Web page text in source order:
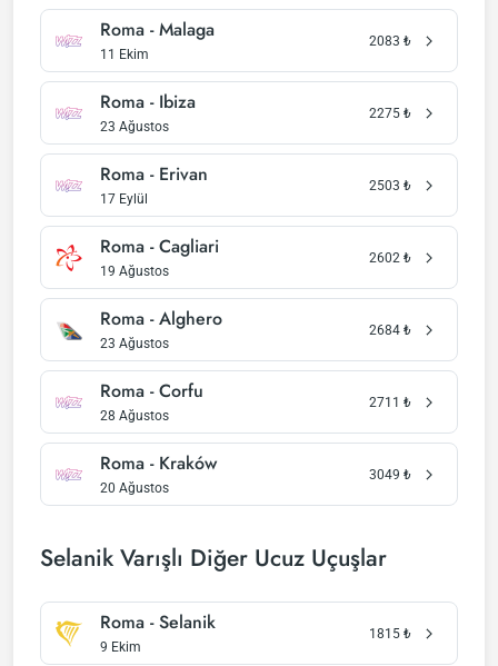
Roma - Malaga
11 Ekim
2083 ₺
Roma - Ibiza
23 Ağustos
2275 ₺
Roma - Erivan
17 Eylül
2503 ₺
Roma - Cagliari
19 Ağustos
2602 ₺
Roma - Alghero
23 Ağustos
2684 ₺
Roma - Corfu
28 Ağustos
2711 ₺
Roma - Kraków
20 Ağustos
3049 ₺
Selanik Varışlı Diğer Ucuz Uçuşlar
Roma - Selanik
9 Ekim
1815 ₺